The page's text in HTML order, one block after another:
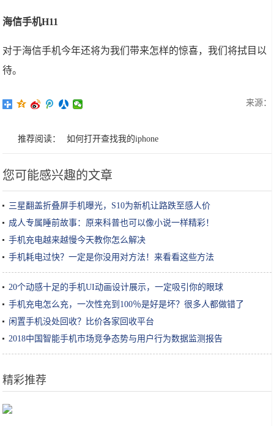
海信手机H11
对于海信手机今年还将为我们带来怎样的惊喜，我们将拭目以
待。
来源：
推荐阅读： 如何打开查找我的iphone
您可能感兴趣的文章
三星翻盖折叠屏手机曝光，S10为新机让路跌至感人价
成人专属睡前故事：原来科普也可以像小说一样精彩！
手机充电越来越慢今天教你怎么解决
手机耗电过快？一定是你没用对方法！来看看这些方法
20个动感十足的手机UI动画设计展示，一定吸引你的眼球
手机充电怎么充，一次性充到100％是好是坏？很多人都做错了
闲置手机没处回收？比价各家回收平台
2018中国智能手机市场竞争态势与用户行为数据监测报告
精彩推荐